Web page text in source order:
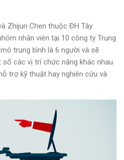
Zhijun Chen thuộc ĐH Tây
nhân viên tại 10 công ty Trung
trung bình là 6 người và sẽ
các vị trí chức năng khác nhau
trợ kỹ thuật hay nghiên cứu và